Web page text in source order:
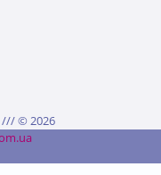
/// © 2026